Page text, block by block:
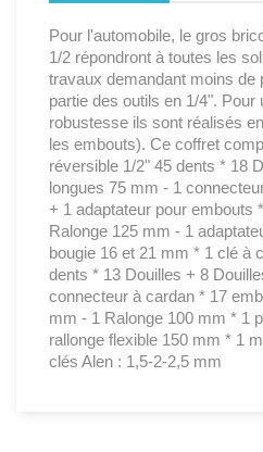
Pour l'automobile, le gros
1/2 répondront à toutes les
travaux demandant moins de
partie des outils en 1/4". Pour
robustesse ils sont réalisés
les embouts). Ce coffret
réversible 1/2" 45 dents * 18
longues 75 mm - 1
+ 1 adaptateur pour embouts
Ralonge 125 mm - 1
bougie 16 et 21 mm * 1 clé à
dents * 13 Douilles + 8
connecteur à cardan * 17
mm - 1 Ralonge 100 mm * 1
rallonge flexible 150 mm * 1
clés Alen : 1,5-2-2,5 mm